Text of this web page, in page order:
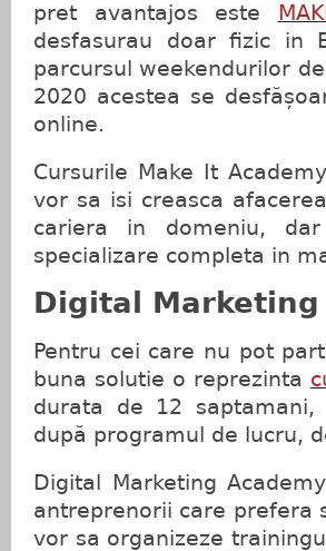
pret avantajos este
desfasurau doar fizic in
parcursul weekendurilor
2020 acestea se
online.
Cursurile Make It
vor sa isi creasca
cariera in domeniu,
specializare completa in
Digital Marketing
Pentru cei care nu pot
buna solutie o reprezinta
durata de 12
după programul de lucru,
Digital Marketing
antreprenorii care prefera
vor sa organizeze